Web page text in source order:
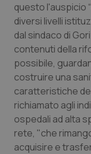
Provincia
Provincia
Puglia
Sardegna
Sicilia
Infezioni &
Malattie
Malattia di
questo l'auspicio
diversi livelli
dal sindaco di
contenuti della
possibile,
costruire una
caratteristiche
richiamato agli
ospedali ad alta
rete, "che
acquisire e